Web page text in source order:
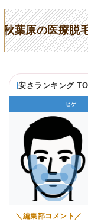
秋葉原の医療脱
安さランキング
ヒゲ
＼編集部コメント／